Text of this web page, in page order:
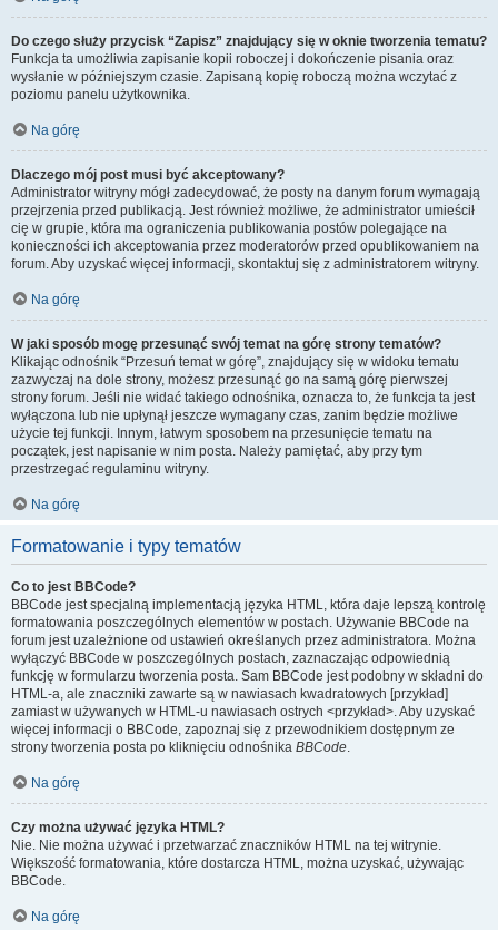
Do czego służy przycisk “Zapisz” znajdujący się w oknie tworzenia tematu?
Funkcja ta umożliwia zapisanie kopii roboczej i dokończenie pisania oraz
wysłanie w późniejszym czasie. Zapisaną kopię roboczą można wczytać z
poziomu panelu użytkownika.
Na górę
Dlaczego mój post musi być akceptowany?
Administrator witryny mógł zadecydować, że posty na danym forum wymagają
przejrzenia przed publikacją. Jest również możliwe, że administrator umieścił
cię w grupie, która ma ograniczenia publikowania postów polegające na
konieczności ich akceptowania przez moderatorów przed opublikowaniem na
forum. Aby uzyskać więcej informacji, skontaktuj się z administratorem witryny.
Na górę
W jaki sposób mogę przesunąć swój temat na górę strony tematów?
Klikając odnośnik “Przesuń temat w górę”, znajdujący się w widoku tematu
zazwyczaj na dole strony, możesz przesunąć go na samą górę pierwszej
strony forum. Jeśli nie widać takiego odnośnika, oznacza to, że funkcja ta jest
wyłączona lub nie upłynął jeszcze wymagany czas, zanim będzie możliwe
użycie tej funkcji. Innym, łatwym sposobem na przesunięcie tematu na
początek, jest napisanie w nim posta. Należy pamiętać, aby przy tym
przestrzegać regulaminu witryny.
Na górę
Formatowanie i typy tematów
Co to jest BBCode?
BBCode jest specjalną implementacją języka HTML, która daje lepszą kontrolę
formatowania poszczególnych elementów w postach. Używanie BBCode na
forum jest uzależnione od ustawień określanych przez administratora. Można
wyłączyć BBCode w poszczególnych postach, zaznaczając odpowiednią
funkcję w formularzu tworzenia posta. Sam BBCode jest podobny w składni do
HTML-a, ale znaczniki zawarte są w nawiasach kwadratowych [przykład]
zamiast w używanych w HTML-u nawiasach ostrych <przykład>. Aby uzyskać
więcej informacji o BBCode, zapoznaj się z przewodnikiem dostępnym ze
strony tworzenia posta po kliknięciu odnośnika BBCode.
Na górę
Czy można używać języka HTML?
Nie. Nie można używać i przetwarzać znaczników HTML na tej witrynie.
Większość formatowania, które dostarcza HTML, można uzyskać, używając
BBCode.
Na górę